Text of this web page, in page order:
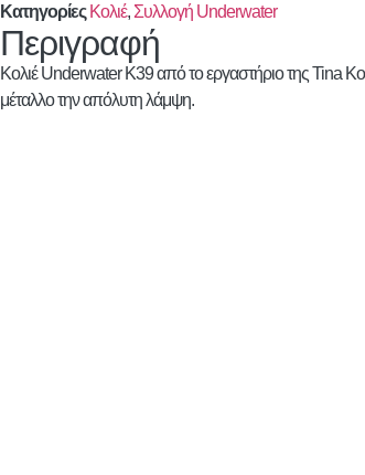
Κατηγορίες Κολιέ, Συλλογή Underwater
Περιγραφή
Κολιέ Underwater K39 από το εργαστήριο της Tina
μέταλλο την απόλυτη λάμψη.